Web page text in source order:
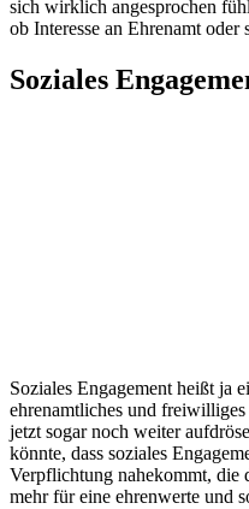
sich wirklich angesprochen
ob Interesse an Ehrenamt oder
Soziales
Soziales Engagement heißt ja
ehrenamtliches und
jetzt sogar noch weiter
könnte, dass soziales
Verpflichtung nahekommt, die
mehr für eine ehrenwerte und